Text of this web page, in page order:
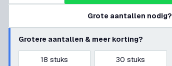
Grote aantallen nodig?
Grotere aantallen & meer korting?
18 stuks
30 stuks